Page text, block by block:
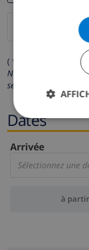
( * Les champs
Nous respectons
seront pas
Dates
Arrivée
Sélectionnez une
à